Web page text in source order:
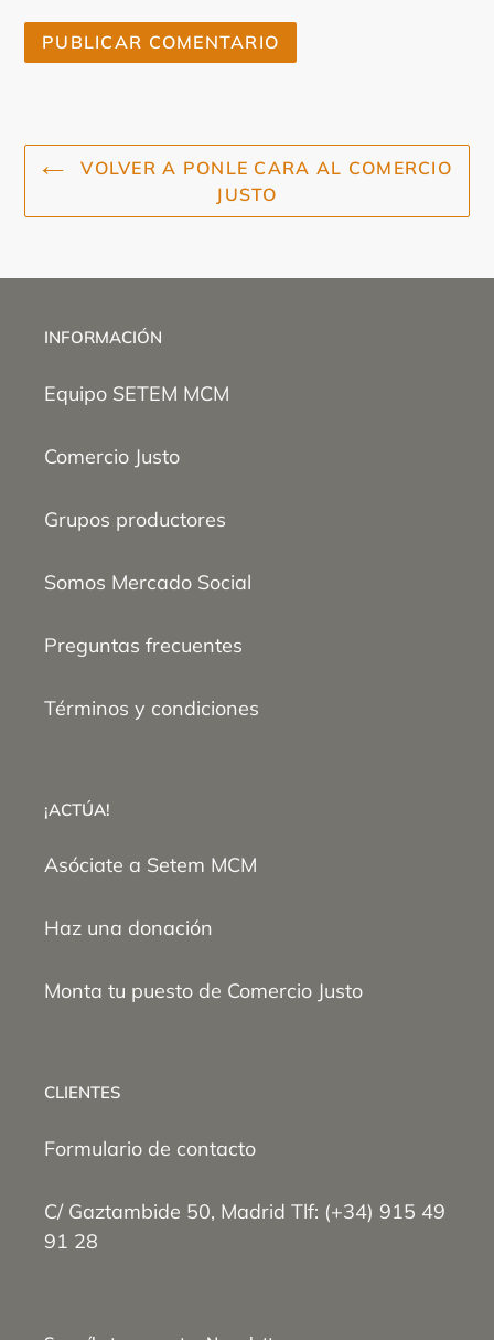
VOLVER A PONLE CARA AL COMERCIO
JUSTO
INFORMACIÓN
Equipo SETEM MCM
Comercio Justo
Grupos productores
Somos Mercado Social
Preguntas frecuentes
Términos y condiciones
¡ACTÚA!
Asóciate a Setem MCM
Haz una donación
Monta tu puesto de Comercio Justo
CLIENTES
Formulario de contacto
C/ Gaztambide 50, Madrid Tlf: (+34) 915 49
91 28